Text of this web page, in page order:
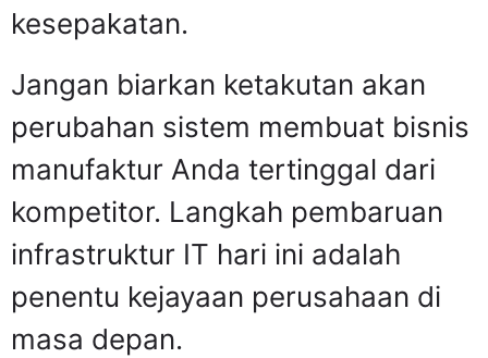
kesepakatan.
Jangan biarkan ketakutan akan
perubahan sistem membuat bisnis
manufaktur Anda tertinggal dari
kompetitor. Langkah pembaruan
infrastruktur IT hari ini adalah
penentu kejayaan perusahaan di
masa depan.